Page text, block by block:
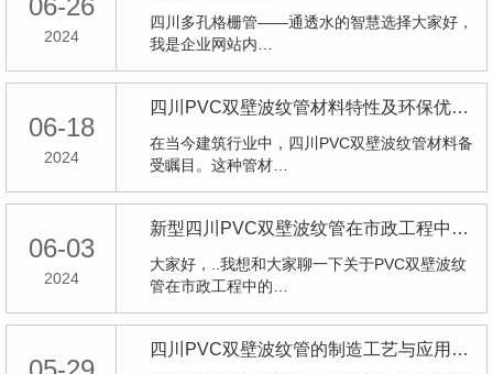
06-26
2024
四川多孔格栅管——通透水的智慧选择大家好，
我是企业网站内…
06-18
2024
四川PVC双壁波纹管材料特性及环保优势分析
在当今建筑行业中，四川PVC双壁波纹管材料备
受瞩目。这种管材…
06-03
2024
新型四川PVC双壁波纹管在市政工程中的前景展望
大家好，..我想和大家聊一下关于PVC双壁波纹
管在市政工程中的…
四川PVC双壁波纹管的制造工艺与应用探究